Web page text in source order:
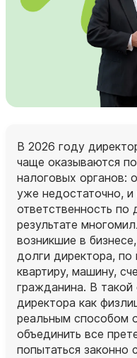
В 2026 году
чаще оказываются
налоговых органов:
уже недостаточно,
ответственность по
результате
возникшие в
долги директора,
квартиру, машину,
гражданина. В такой
директора как
реальным способом
объединить все
попытаться законно